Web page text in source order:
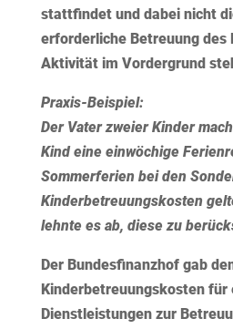
stattfindet und dabei nicht
erforderliche Betreuung des
Aktivität im Vordergrund
Praxis-Beispiel:
Der Vater zweier Kinder
Kind eine einwöchige
Sommerferien bei den
Kinderbetreuungskosten
lehnte es ab, diese zu
Der Bundesfinanzhof gab
Kinderbetreuungskosten für
Dienstleistungen zur